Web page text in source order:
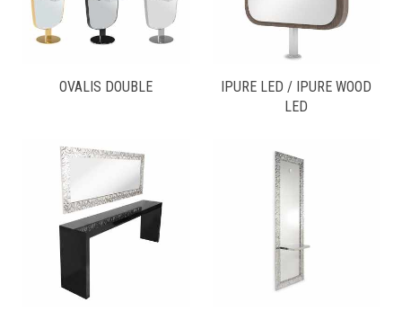
OVALIS DOUBLE
IPURE LED / IPURE WOOD
LED